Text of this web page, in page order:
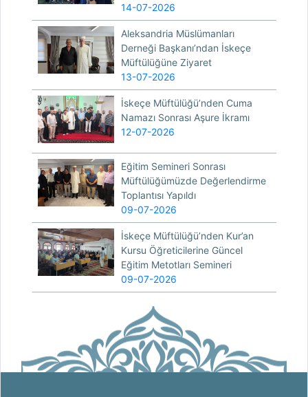
14-07-2026
Aleksandria Müslümanları
Derneği Başkanı’ndan İskeçe
Müftülüğüne Ziyaret
13-07-2026
İskeçe Müftülüğü’nden Cuma
Namazı Sonrası Aşure İkramı
12-07-2026
Eğitim Semineri Sonrası
Müftülüğümüzde Değerlendirme
Toplantısı Yapıldı
09-07-2026
İskeçe Müftülüğü’nden Kur’an
Kursu Öğreticilerine Güncel
Eğitim Metotları Semineri
09-07-2026